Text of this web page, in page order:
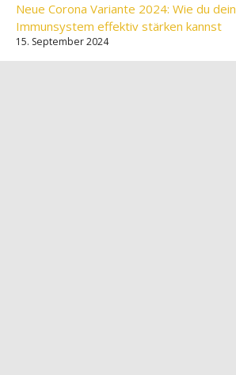
Neue Corona Variante 2024: Wie du dein
Immunsystem effektiv stärken kannst
15. September 2024